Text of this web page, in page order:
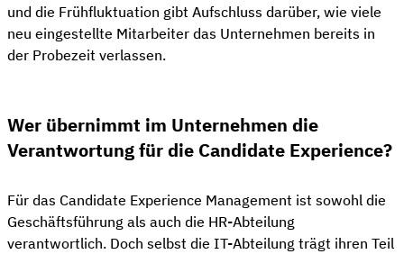
und die Frühfluktuation gibt Aufschluss darüber, wie viele
neu eingestellte Mitarbeiter das Unternehmen bereits in
der Probezeit verlassen.
Wer übernimmt im Unternehmen die
Verantwortung für die Candidate Experience?
Für das Candidate Experience Management ist sowohl die
Geschäftsführung als auch die HR-Abteilung
verantwortlich. Doch selbst die IT-Abteilung trägt ihren Teil